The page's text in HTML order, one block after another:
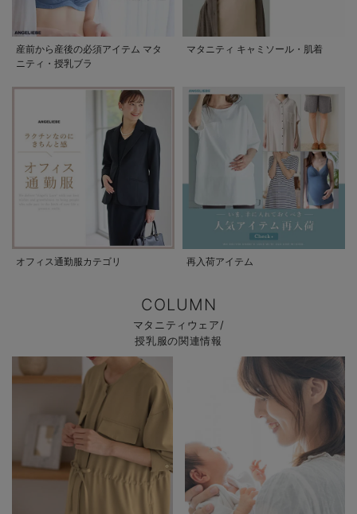
産前から産後の必須アイテム マタ
ニティ・授乳ブラ
マタニティ キャミソール・肌着
オフィス通勤服カテゴリ 再入荷アイテム
COLUMN
マタニティウェア/
授乳服の関連情報